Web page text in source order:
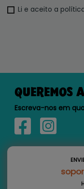
Li e aceito a
QUEREMOS
Escreva-nos em